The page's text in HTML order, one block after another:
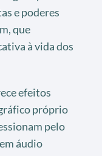
e poderes
que
à vida dos
efeitos
próprio
pelo
áudio